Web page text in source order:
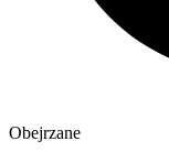
Obejrzane